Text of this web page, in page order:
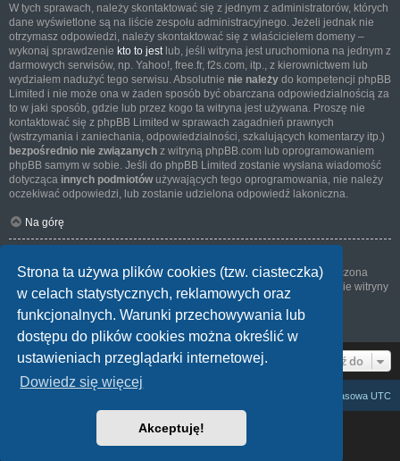
Strona ta używa plików cookies (tzw. ciasteczka)
w celach statystycznych, reklamowych oraz
funkcjonalnych. Warunki przechowywania lub
dostępu do plików cookies można określić w
ustawieniach przeglądarki internetowej.
Dowiedz się więcej
Akceptuję!
W tych sprawach, należy skontaktować się z jednym z administratorów, których
dane wyświetlone są na liście zespołu administracyjnego. Jeżeli jednak nie
otrzymasz odpowiedzi, należy skontaktować się z właścicielem domeny –
wykonaj sprawdzenie kto to jestlub, jeśli witryna jest uruchomiona na jednym z
darmowych serwisów, np. Yahoo!, free.fr, f2s.com, itp., z kierownictwem lub
wydziałem nadużyć tego serwisu. Absolutnie nie należy do kompetencji phpBB
Limited i nie może ona w żaden sposób być obarczana odpowiedzialnością za
to w jaki sposób, gdzie lub przez kogo ta witryna jest używana. Proszę nie
kontaktować się z phpBB Limited w sprawach zagadnień prawnych
(wstrzymania i zaniechania, odpowiedzialności, szkalujących komentarzy itp.)
bezpośrednio nie związanych z witryną phpBB.com lub oprogramowaniem
phpBB samym w sobie. Jeśli do phpBB Limited zostanie wysłana wiadomość
dotycząca innych podmiotówużywających tego oprogramowania, nie należy
oczekiwać odpowiedzi, lub zostanie udzielona odpowiedź lakoniczna.
Na górę
Wszyscy użytkownicy witryny mogą używać – jeśli funkcja ta jest włączona
przez administratora witryny – formularza „Kontakt z nami”. Członkowie witryny
mogą także używać odnośnika „Zespół administracyjny”.
Na górę
Przejdź do
Strefa czasowa UTC
Technologię dostarczaphpBB® Forum Software © phpBB Limited
Polski pakiet językowy dostarcza